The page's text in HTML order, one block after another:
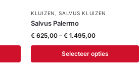
KLUIZEN ,SALVUS KLUIZEN
Salvus Palermo
€ 625,00 – € 1.495,00
Selecteer opties